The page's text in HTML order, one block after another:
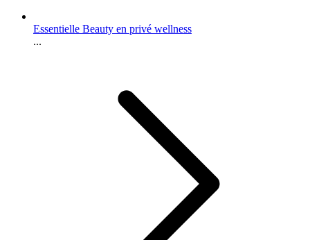
Essentielle Beauty en privé wellness
...